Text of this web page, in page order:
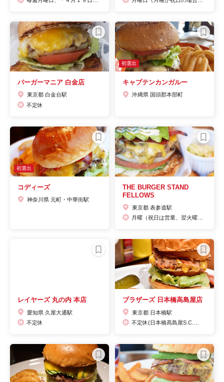
バーガーマニア 白金店
東京都 白金台駅
不定休
初選出
キャプテンカンガルー
沖縄県 国頭郡本部町
初選出
コディーズ
神奈川県 元町・中華街駅
THE BURGER STAND
FELLOWS
東京都 表参道駅
レイヤーズ 丸の内 本店
愛知県 久屋大通駅
不定休
ブラザーズ 日本橋高島屋店
東京都 日本橋駅